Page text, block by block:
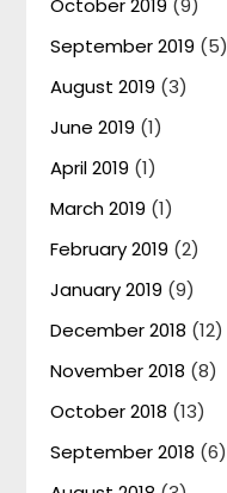
September 2019 (5)
August 2019 (3)
June 2019 (1)
April 2019 (1)
March 2019 (1)
February 2019 (2)
January 2019 (9)
December 2018 (12)
November 2018 (8)
October 2018 (13)
September 2018 (6)